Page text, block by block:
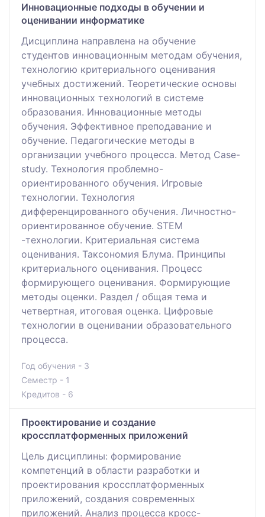
Инновационные подходы в обучении и
оценивании информатике
Дисциплина направлена на обучение
студентов инновационным методам обучения,
технологию критериального оценивания
учебных достижений. Теоретические основы
инновационных технологий в системе
образования. Инновационные методы
обучения. Эффективное преподавание и
обучение. Педагогические методы в
организации учебного процесса. Метод Case-
study. Технология проблемно-
ориентированного обучения. Игровые
технологии. Технология
дифференцированного обучения. Личностно-
ориентированное обучение. STEM
-технологии. Критериальная система
оценивания. Таксономия Блума. Принципы
критериального оценивания. Процесс
формирующего оценивания. Формирующие
методы оценки. Раздел / общая тема и
четвертная, итоговая оценка. Цифровые
технологии в оценивании образовательного
процесса.
Год обучения - 3
Семестр - 1
Кредитов - 6
Проектирование и создание
кроссплатформенных приложений
Цель дисциплины: формирование
компетенций в области разработки и
проектирования кроссплатформенных
приложений, создания современных
приложений. Анализ процесса кросс-